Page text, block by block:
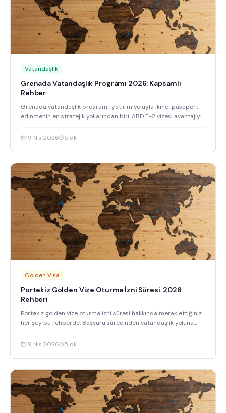
Vatandaşlık
Grenada Vatandaşlık Programı 2026: Kapsamlı
Rehber
Grenada vatandaşlık programı, yatırım yoluyla ikinci pasaport
edinmenin en stratejik yollarından biri. ABD E-2 vizesi avantajıyla
19 Nis 2026
5 dk
Golden Visa
Portekiz Golden Vize Oturma İzni Süresi: 2026
Rehberi
Portekiz golden vize oturma izni süresi hakkında merak ettiğiniz
her şey bu rehberde. Başvuru sürecinden vatandaşlık yoluna
19 Nis 2026
5 dk